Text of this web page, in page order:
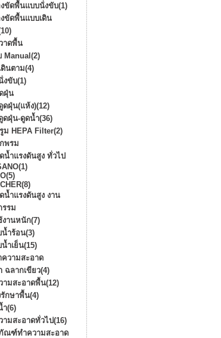
งขัดพื้นแบบนั่งขับ(1)
งขัดพื้นแบบเดิน
าดพื้น
Manual(2)
ดินตาม(4)
งขับ(1)
ฝุ่น
ดฝุ่น(แห้ง)(12)
ดฝุ่น-ดูดน้ำ(36)
ม HEPA Filter(2)
พรม
น้ำแรงดันสูง ทั่วไป
(1)
(5)
(8)
น้ำแรงดันสูง งาน
รรม
งานหนัก(7)
น้ำร้อน(3)
น้ำเย็น(15)
วามสะอาด
ฉลากเขียว(4)
ามสะอาดพื้น(12)
รักษาพื้น(4)
ำ(6)
ามสะอาดทั่วไป(16)
ณฑ์ทำความสะอาด